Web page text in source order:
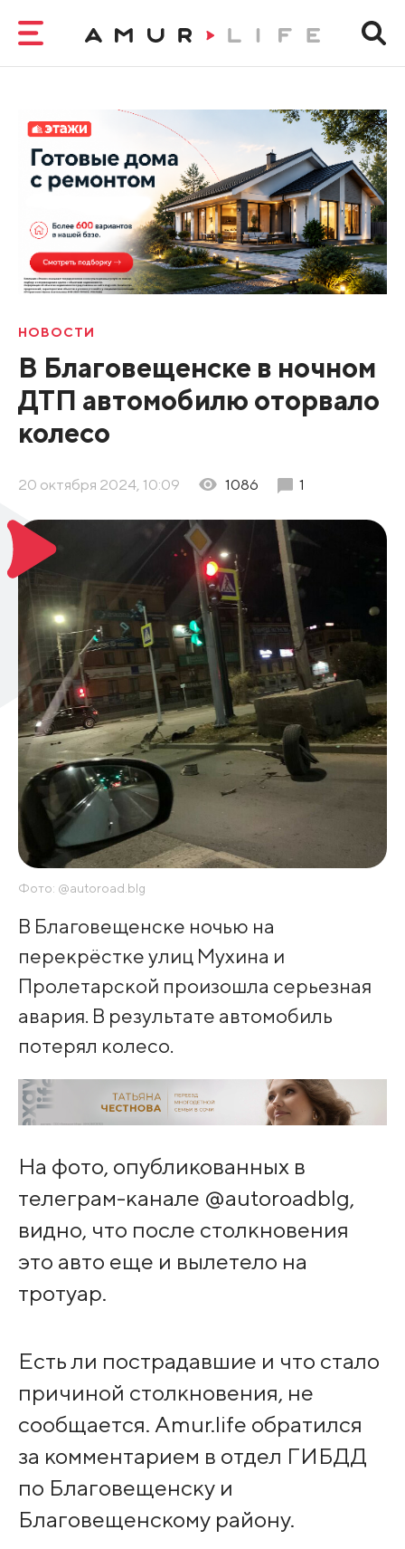
НОВОСТИ
В Благовещенске в ночном
ДТП автомобилю оторвало
колесо
20 октября 2024, 10:09 1086 1
Фото: @autoroad.blg
В Благовещенске ночью на
перекрёстке улиц Мухина и
Пролетарской произошла серьезная
авария. В результате автомобиль
потерял колесо.
На фото, опубликованных в
телеграм-канале @autoroadblg,
видно, что после столкновения
это авто еще и вылетело на
тротуар.
Есть ли пострадавшие и что стало
причиной столкновения, не
сообщается. Amur.life обратился
за комментарием в отдел ГИБДД
по Благовещенску и
Благовещенскому району.